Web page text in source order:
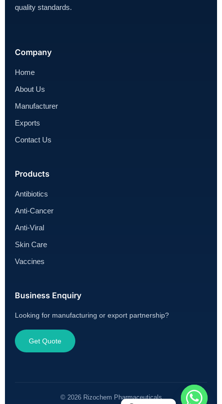
quality standards.
Company
Home
About Us
Manufacturer
Exports
Contact Us
Products
Antibiotics
Anti-Cancer
Anti-Viral
Skin Care
Vaccines
Business Enquiry
Looking for manufacturing or export partnership?
Get Quote
© 2026 Rizochem Pharmaceuticals